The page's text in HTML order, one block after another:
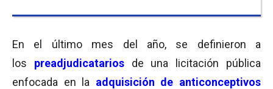
En el último mes del año, se definieron a
los preadjudicatariosde una licitación pública
enfocada en la adquisición de anticonceptivos